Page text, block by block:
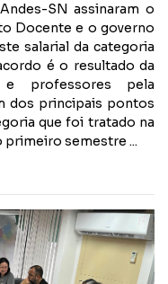
SN assinaram o
Docente e o governo
salarial da categoria
é o resultado da
e professores pela
dos principais pontos
que foi tratado na
primeiro semestre ...